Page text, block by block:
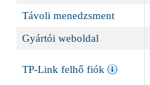
Távoli menedzsment
Gyártói weboldal
TP-Link felhő fiók